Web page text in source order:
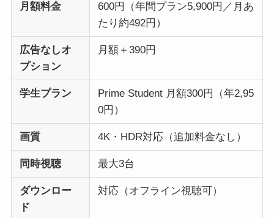
月額料金
600円（年間プラン5,900円／月あ
たり約492円）
広告なしオ
プション
月額＋390円
学生プラン
Prime Student 月額300円（年2,95
0円）
画質 4K・HDR対応（追加料金なし）
同時視聴 最大3台
ダウンロー
ド
対応（オフライン視聴可）